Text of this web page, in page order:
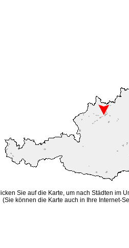
Sie auf die Karte, um nach Städten im
(Sie können die Karte auch in Ihre Internet-